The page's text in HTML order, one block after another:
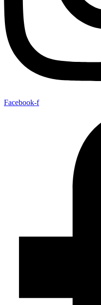
Facebook-f